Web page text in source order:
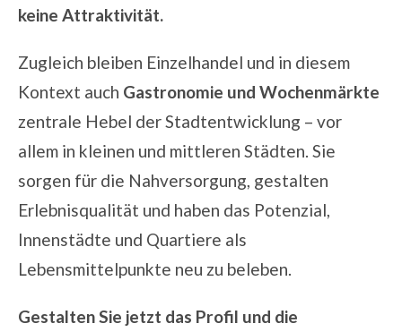
keine Attraktivität.
Zugleich bleiben Einzelhandel und in diesem
Kontext auch Gastronomie und Wochenmärkte
zentrale Hebel derStadtentwicklung – vor
allem in kleinen und mittleren Städten. Sie
sorgen für die Nahversorgung, gestalten
Erlebnisqualität und haben das Potenzial,
Innenstädte und Quartiere als
Lebensmittelpunkte neu zu beleben.
Gestalten Sie jetzt das Profil und die